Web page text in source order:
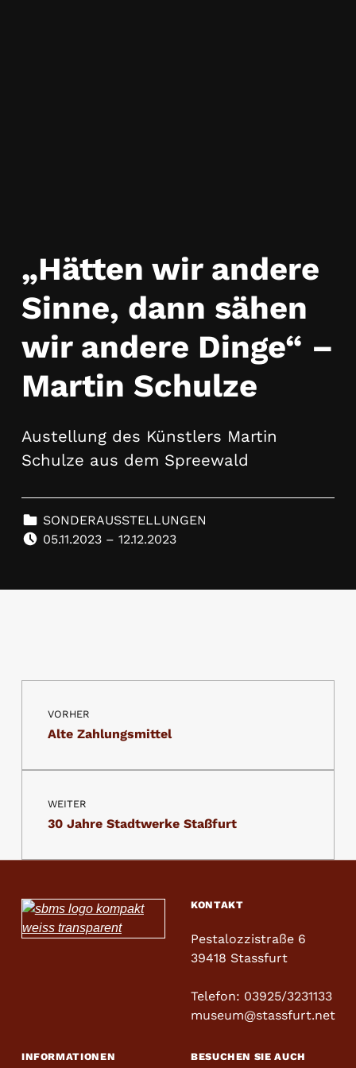
„Hätten wir andere
Sinne, dann sähen
wir andere Dinge“ –
Martin Schulze
Austellung des Künstlers Martin
Schulze aus dem Spreewald
CATEGORIZED IN:
SONDERAUSSTELLUNGEN
05.11.2023 – 12.12.2023
Skip back to main navigation
Beitragsnavigation
VORHER
Alte Zahlungsmittel
WEITER
30 Jahre Stadtwerke Staßfurt
KONTAKT
Pestalozzistraße 6
39418 Stassfurt
Telefon: 03925/3231133
museum@stassfurt.net
INFORMATIONEN BESUCHEN SIE AUCH